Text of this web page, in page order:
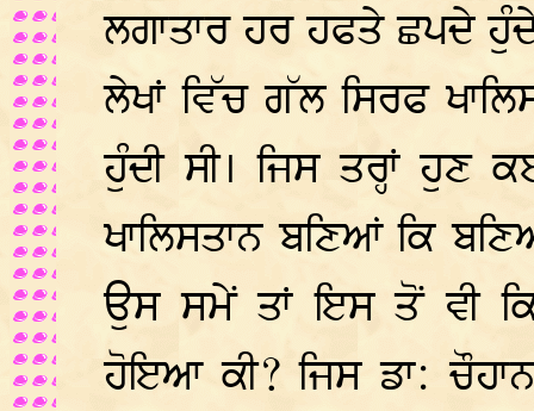
ਲਗਾਤਾਰ ਹਰ ਹਫਤੇ ਛਪਦੇ
ਲੇਖਾਂ ਵਿੱਚ ਗੱਲ ਸਿਰਫ
ਹੁੰਦੀ ਸੀ। ਜਿਸ ਤਰ੍ਹਾਂ ਹੁਣ
ਖਾਲਿਸਤਾਨ ਬਣਿਆਂ ਕਿ
ਉਸ ਸਮੇਂ ਤਾਂ ਇਸ ਤੋਂ ਵੀ
ਹੋਇਆ ਕੀ? ਜਿਸ ਡਾ: